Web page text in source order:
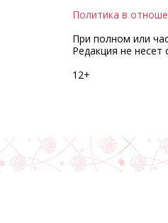
Политика в
При полном или
Редакция не
12+